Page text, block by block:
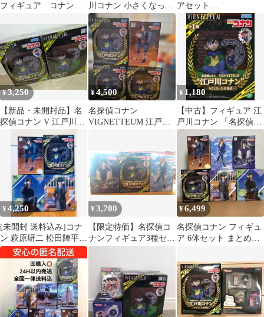
フィギュア コナン
クロスリンク
川コナン 小さくなった
名探偵 フィギュア
アセット
VIGNETTEUM
¥3,250
【新品・未開封品】名
探偵コナン V 江戸川コ
ナン 小さくなった名探
偵 2個セット
¥4,500
名探偵コナン
VIGNETTEUM 江戸川
¥ 1,180
【中古】フィギュア 江
戸川コナン 「名探偵コ
ナン」
VIGNETTEUM“江戸川
コナン”～小さくなった
名探偵～
¥4,250
[未開封 送料込み]コナ
ン 萩原研二 松田陣平フ
ィギュアセット
¥3,700
​【限定特価】名探偵コ
ナンフィギュア3種セッ
ト コナン・世良真純・
¥6,499
名探偵コナン フィギュ
ア 6体セット まとめ売